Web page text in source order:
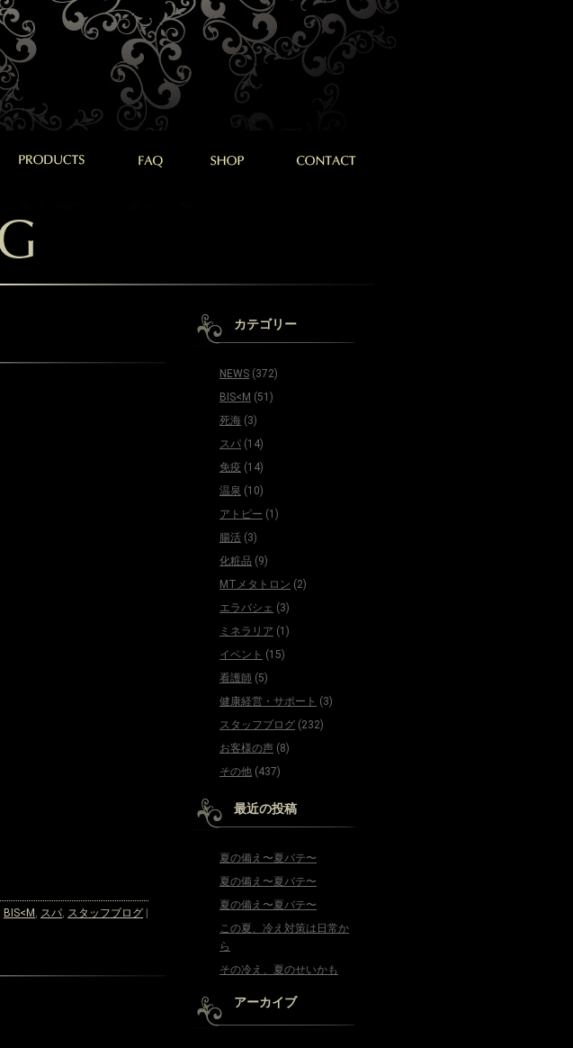
BIS<M スパ スタッフブログ |
カテゴリー
NEWS (372)
BIS<M (51)
死海 (3)
スパ (14)
免疫 (14)
温泉 (10)
アトピー (1)
腸活 (3)
化粧品 (9)
MTメタトロン (2)
エラバシェ (3)
ミネラリア (1)
イベント (15)
看護師 (5)
健康経営・サポート (3)
スタッフブログ (232)
お客様の声 (8)
その他 (437)
最近の投稿
夏の備え〜夏バテ〜
夏の備え〜夏バテ〜
夏の備え〜夏バテ〜
この夏、冷え対策は日常か
ら
その冷え、夏のせいかも
アーカイブ